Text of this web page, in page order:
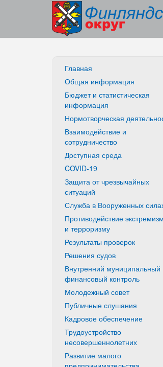
Главная
Общая информация
Бюджет и статистическая
информация
Нормотворческая
Взаимодействие и
сотрудничество
Доступная среда
COVID-19
Защита от чрезвычайных
ситуаций
Служба в Вооруженных
Противодействие
и терроризму
Результаты проверок
Решения судов
Внутренний муниципальный
финансовый контроль
Молодежный совет
Публичные слушания
Кадровое обеспечение
Трудоустройство
несовершеннолетних
Развитие малого